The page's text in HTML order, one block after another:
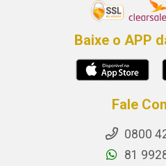
Baixe o APP
Fale
0800
81